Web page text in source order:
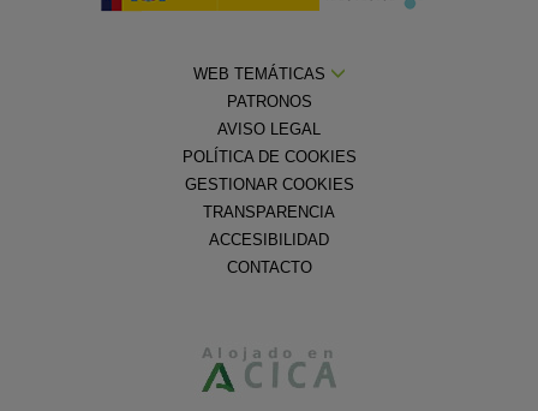
WEB TEMÁTICAS
PATRONOS
AVISO LEGAL
POLÍTICA DE COOKIES
GESTIONAR COOKIES
TRANSPARENCIA
ACCESIBILIDAD
CONTACTO